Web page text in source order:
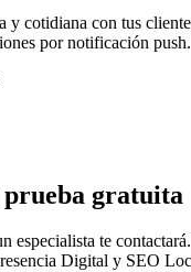
y cotidiana con tus
por notificación push.
gratuita
especialista te
Digital y SEO